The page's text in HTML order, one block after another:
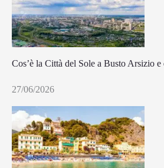
Cos’è la Città del Sole a Busto Arsizio
27/06/2026